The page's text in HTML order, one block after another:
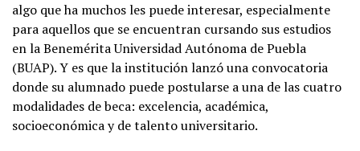
algo que ha muchos les puede interesar, especialmente
para aquellos que se encuentran cursando sus estudios
en la Benemérita Universidad Autónoma de Puebla
(BUAP). Y es que la institución lanzó una convocatoria
donde su alumnado puede postularse a una de las cuatro
modalidades de beca: excelencia, académica,
socioeconómica y de talento universitario.